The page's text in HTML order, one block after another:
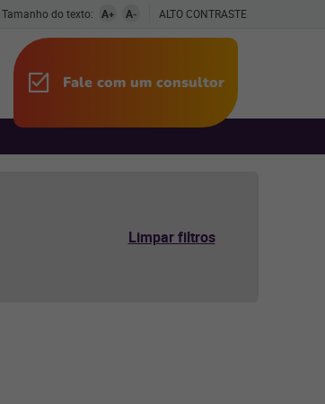
Tamanho do texto: A+ A- ALTO CONTRASTE
Fale com um consultor
Limpar filtros